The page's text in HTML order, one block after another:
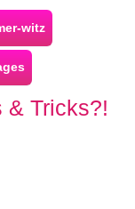
witz
& Tricks?!